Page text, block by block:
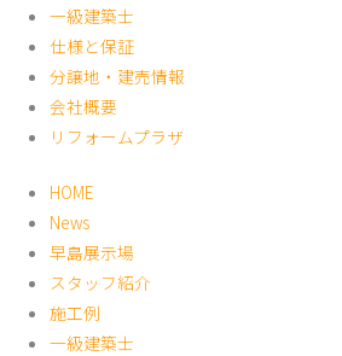
一級建築士
仕様と保証
分譲地・建売情報
会社概要
リフォームプラザ
HOME
News
早島展示場
スタッフ紹介
施工例
一級建築士